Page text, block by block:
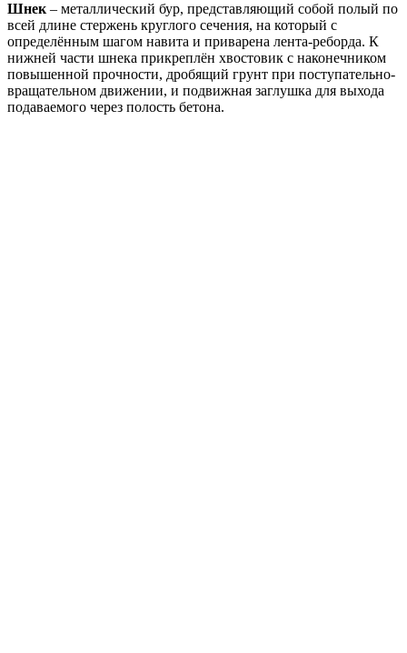
Шнек– металлический бур, представляющий собой полый по
всей длине стержень круглого сечения, на который с
определённым шагом навита и приварена лента-реборда. К
нижней части шнека прикреплён хвостовик с наконечником
повышенной прочности, дробящий грунт при поступательно-
вращательном движении, и подвижная заглушка для выхода
подаваемого через полость бетона.